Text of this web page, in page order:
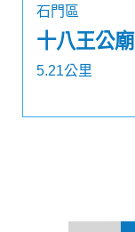
石門區
十八王公廟
5.21公里